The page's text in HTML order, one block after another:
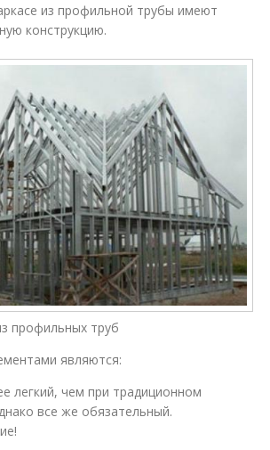
из профильной трубы имеют
конструкцию.
профильных труб
являются:
легкий, чем при традиционном
все же обязательный.